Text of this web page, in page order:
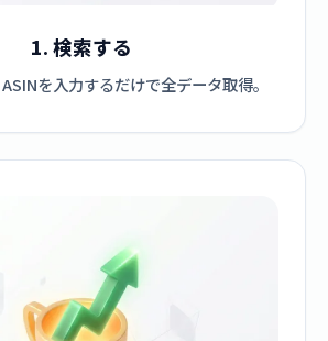
1. 検索する
を入力するだけで全データ取得。